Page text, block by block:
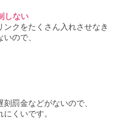
しない
ンクをたくさん入れさせなき
ので、
罰金などがないので、
くいです。